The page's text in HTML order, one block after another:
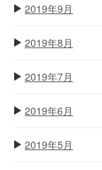
2019年9月
2019年8月
2019年7月
2019年6月
2019年5月